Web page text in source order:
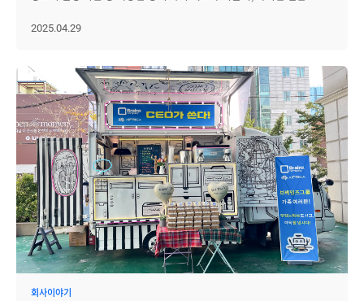
날을 앞두고도 구성원을 위한 특별한 행사를 마련했는데요, 그 생생한
지난 월요일(28일), 브레인즈컴퍼니 본사 1층 앞에는 익숙하면서도
반가운 차량이 도착했습니다. 지난 해에 이어 올해도 근로자의 날을 맞아
'2025 CEO가 쏜다!' 이벤트 진행을 위해 커피차에는 오직
브레인즈컴퍼니 구성원만을 위한 정성스러운 간식과 음료가 차곡차곡
준비되었습니다. 이번엔 음료뿐만 아니라, 든든한 한 끼를 책임질 컵밥
메뉴도 함께 준비되었습니다. 치킨마요덮밥과 소불고기덮밥, 두 가지 중
하나를 선택할 수 있었는데, 두 메뉴 모두 고슬고슬한 밥 위에 고기와
다양한 채소, 그리고 다른 재료들과 잘 어울리는 소스까지 한 컵 안에
먹음직스럽게 구성되어 있었습니다. 컵밥과 함께 즐길 수 있도록,
다양한 종류의 음료도 준비되었습니다. 아메리카노와 라떼 같은 기본
커피류는 물론, 리버레몬에이드, 핑크리치에이드, 샤인머스캣에이드 등
상큼한 과일 에이드, 그리고 티 종류까지 고루 준비되어 있어 각자의
취향에 따라 선택할 수 있었습니다. 점심 한 끼를 더 산뜻하게 마무리할
수 있는 구성이었습니다. 그리고 점심시간이 되자 구성원들이 모여서
줄을 서기 시작했고, 본격적인 나눔이 시작됐습니다. │든든하고 맛있는
2025.04.29
회사이야기